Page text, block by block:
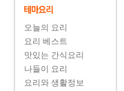
오늘의 요리
요리 베스트
맛있는 간식요리
나들이 요리
요리와 생활정보